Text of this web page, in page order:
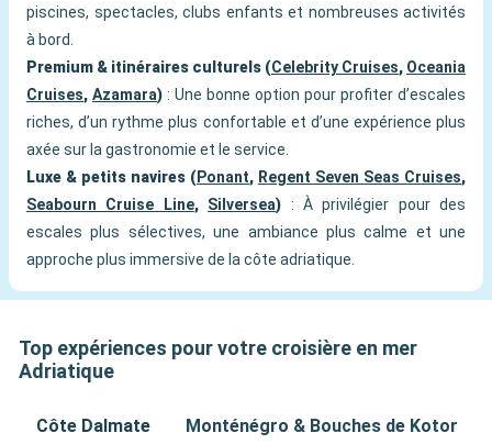
piscines, spectacles, clubs enfants et nombreuses activités
à bord.
Premium & itinéraires culturels (Celebrity Cruises, Oceania
Cruises, Azamara) : Une bonne option pour profiter d’escales
riches, d’un rythme plus confortable et d’une expérience plus
axée sur la gastronomie et le service.
Luxe & petits navires (Ponant, Regent Seven Seas Cruises,
Seabourn Cruise Line, Silversea) : À privilégier pour des
escales plus sélectives, une ambiance plus calme et une
approche plus immersive de la côte adriatique.
Top expériences pour votre croisière en mer
Adriatique
Côte Dalmate Monténégro & Bouches de Kotor